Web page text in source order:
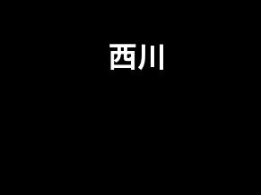
西川